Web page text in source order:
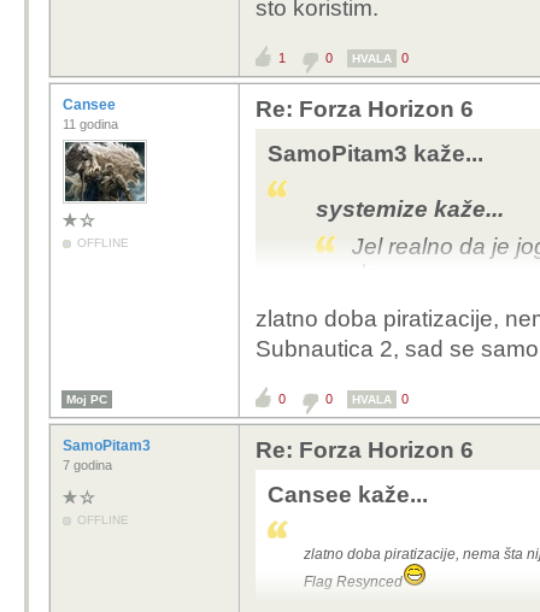
sto koristim.
1 0 HVALA 0
Cansee
11 godina
OFFLINE
Re: Forza Horizon 6
SamoPitam3 kaže...
systemize kaže...
Jel realno da je
dana.
Koliko sam procitao jos jucer, i
zlatno doba piratizacije,
Subnautica 2, sad se
Moj PC 0 0 HVALA 0
SamoPitam3
7 godina
OFFLINE
Re: Forza Horizon 6
Cansee kaže...
zlatno doba piratizacije, nema šta
Flag Resynced